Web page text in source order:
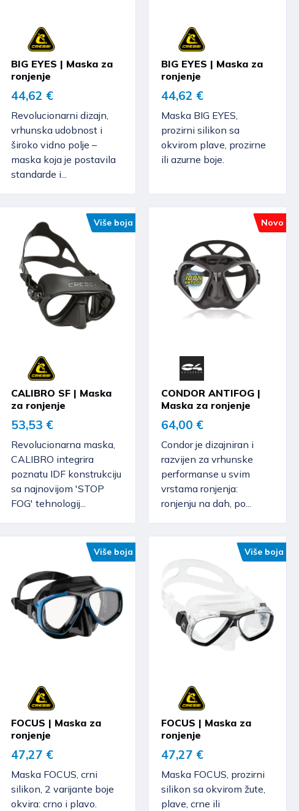
BIG EYES | Maska za
ronjenje
44,62 €
Revolucionarni dizajn,
vrhunska udobnost i
široko vidno polje –
maska koja je postavila
standarde i...
BIG EYES | Maska za
ronjenje
44,62 €
Maska BIG EYES,
prozirni silikon sa
okvirom plave, prozirne
ili azurne boje.
Više boja
CALIBRO SF | Maska
za ronjenje
53,53 €
Revolucionarna maska,
CALIBRO integrira
poznatu IDF konstrukciju
sa najnovijom 'STOP
FOG' tehnologij...
Novo
CONDOR ANTIFOG |
Maska za ronjenje
64,00 €
Condor je dizajniran i
razvijen za vrhunske
performanse u svim
vrstama ronjenja:
ronjenju na dah, po...
Više boja
FOCUS | Maska za
ronjenje
47,27 €
Maska FOCUS, crni
silikon, 2 varijante boje
okvira: crno i plavo.
Više boja
FOCUS | Maska za
ronjenje
47,27 €
Maska FOCUS, prozirni
silikon sa okvirom žute,
plave, crne ili